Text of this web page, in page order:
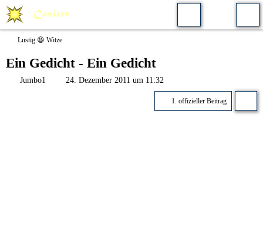
Lustig 😆 Witze
Ein Gedicht - Ein Gedicht
Jumbo1 24. Dezember 2011 um 11:32
1. offizieller Beitrag